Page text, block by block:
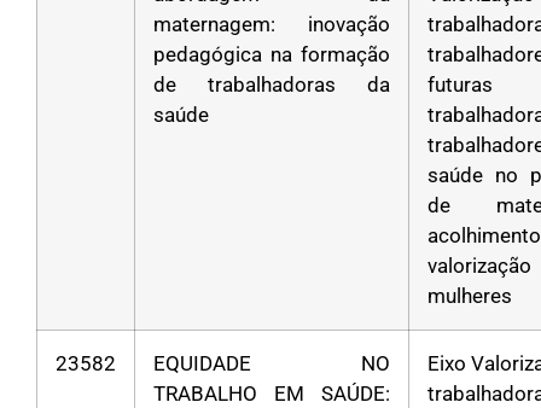
maternagem: inovação
pedagógica na formação
de trabalhadoras da
saúde
futuras
saúde no
de
mulheres
23582
EQUIDADE NO
TRABALHO EM SAÚDE:
Eixo